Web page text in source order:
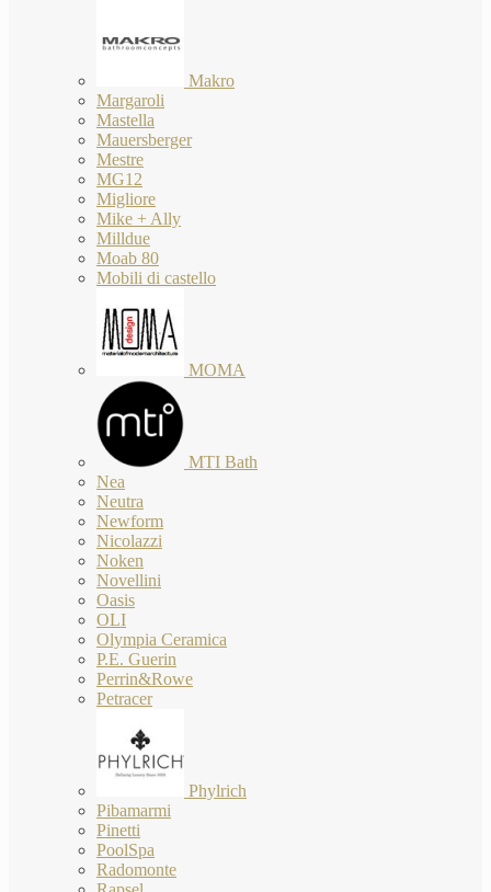
Makro
Margaroli
Mastella
Mauersberger
Mestre
MG12
Migliore
Mike + Ally
Milldue
Moab 80
Mobili di castello
MOMA
MTI Bath
Nea
Neutra
Newform
Nicolazzi
Noken
Novellini
Oasis
OLI
Olympia Ceramica
P.E. Guerin
Perrin&Rowe
Petracer
Phylrich
Pibamarmi
Pinetti
PoolSpa
Radomonte